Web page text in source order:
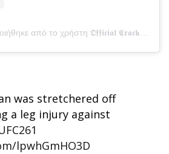
was stretchered off
a leg injury against
lpwhGmHO3D